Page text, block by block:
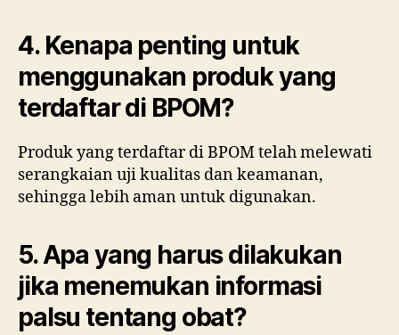
4. Kenapa penting untuk
menggunakan produk yang
terdaftar di BPOM?
Produk yang terdaftar di BPOM telah melewati
serangkaian uji kualitas dan keamanan,
sehingga lebih aman untuk digunakan.
5. Apa yang harus dilakukan
jika menemukan informasi
palsu tentang obat?